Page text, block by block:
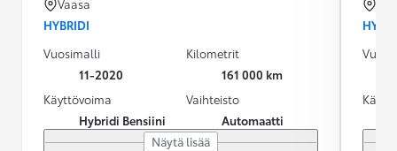
Vaasa
HYBRIDI
Vuosimalli
11-2020
Kilometrit
161 000 km
Käyttövoima
Hybridi Bensiini
Vaihteisto
Automaatti
Näytä lisää